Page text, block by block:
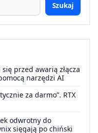
Szukaj
się przed awarią złącza
narzędzi AI
za darmo”. RTX
odwrotny do
sięgają po chiński